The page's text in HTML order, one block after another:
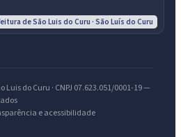
de São Luis do Curu · São Luís do Curu
Luis do Curu · CNPJ 07.623.051/0001-19 —
e acessibilidade
do município.